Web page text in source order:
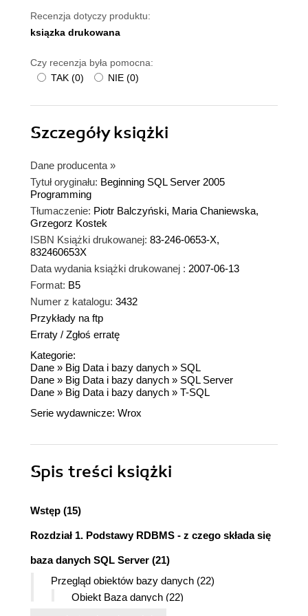
Recenzja dotyczy produktu:
ksiązka drukowana
Czy recenzja była pomocna:
TAK (0) NIE (0)
Szczegółyksiążki
Dane producenta »
Tytuł oryginału: Beginning SQL Server 2005
Programming
Tłumaczenie: Piotr Balczyński, Maria Chaniewska,
Grzegorz Kostek
ISBN Książki drukowanej: 83-246-0653-X,
832460653X
Data wydania książki drukowanej : 2007-06-13
Format: B5
Numer z katalogu: 3432
Przykłady na ftp
Erraty / Zgłoś erratę
Kategorie:
Dane » Big Data i bazy danych » SQL
Dane » Big Data i bazy danych » SQL Server
Dane » Big Data i bazy danych » T-SQL
Serie wydawnicze: Wrox
Spis treści książki
Wstęp (15)
Rozdział 1. Podstawy RDBMS - z czego składa się
baza danych SQL Server (21)
Przegląd obiektów bazy danych (22)
Obiekt Baza danych (22)
Dziennik transakcji (27)